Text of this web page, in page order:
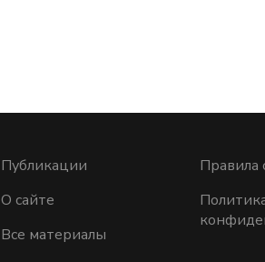
Публикации
О сайте
Все материалы
Правила